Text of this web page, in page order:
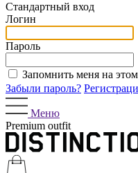
Стандартный вход
Логин
Пароль
Запомнить меня на
Забыли пароль?
Меню
Premium outfit